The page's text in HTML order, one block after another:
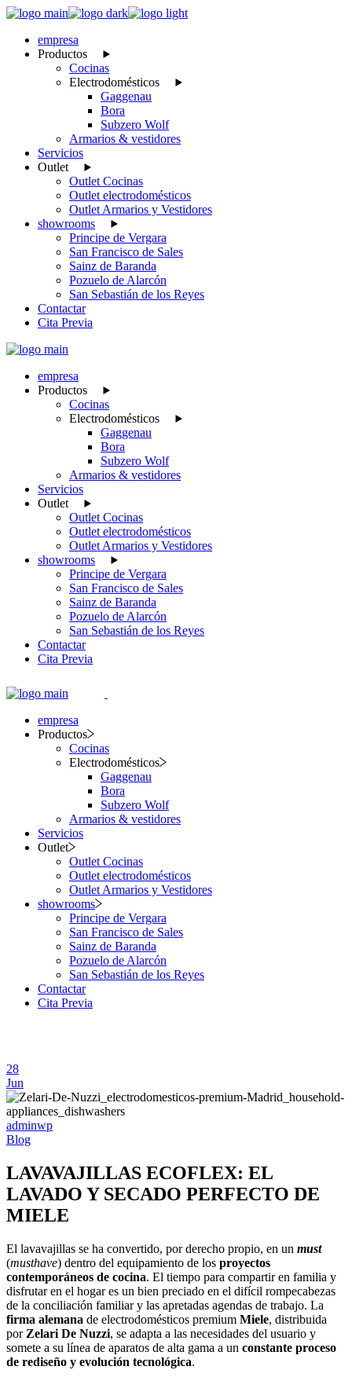
Skip
content
empresa
Productos
Cocinas
Electrodomésticos
Gaggenau
Bora
Subzero Wolf
Armarios & vestidores
Servicios
Outlet
Outlet Cocinas
Outlet electrodomésticos
Outlet Armarios y Vestidores
showrooms
Principe de Vergara
San Francisco de Sales
Sainz de Baranda
Pozuelo de Alarcón
San Sebastián de los Reyes
Contactar
Cita Previa
empresa
Productos
Cocinas
Electrodomésticos
Gaggenau
Bora
Subzero Wolf
Armarios & vestidores
Servicios
Outlet
Outlet Cocinas
Outlet electrodomésticos
Outlet Armarios y Vestidores
showrooms
Principe de Vergara
San Francisco de Sales
Sainz de Baranda
Pozuelo de Alarcón
San Sebastián de los Reyes
Contactar
Cita Previa
empresa
Productos
Cocinas
Electrodomésticos
Gaggenau
Bora
Subzero Wolf
Armarios & vestidores
Servicios
Outlet
Outlet Cocinas
Outlet electrodomésticos
Outlet Armarios y Vestidores
showrooms
Principe de Vergara
San Francisco de Sales
Sainz de Baranda
Pozuelo de Alarcón
San Sebastián de los Reyes
Contactar
Cita Previa
28
Jun
adminwp
Blog
LAVAVAJILLAS ECOFLEX: EL
LAVADO Y SECADO PERFECTO DE
MIELE
El lavavajillas se ha convertido, por derecho propio, en un must
(musthave) dentro del equipamiento de los proyectos
contemporáneos de cocina. El tiempo para compartir en familia y
disfrutar en el hogar es un bien preciado en el difícil rompecabezas
de la conciliación familiar y las apretadas agendas de trabajo. La
firma alemana de electrodomésticos premium Miele, distribuida
por Zelari De Nuzzi, se adapta a las necesidades del usuario y
somete a su línea de aparatos de alta gama a un constante proceso
de rediseño y evolución tecnológica.